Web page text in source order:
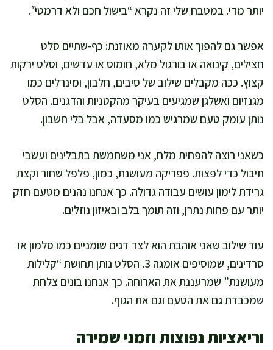
יותר מדי. במטבח שלי זה נקרא “בישול חכם ולא דרמטי”.
אפשר גם להפוך אותו לקערה מאוזנת: כף-שתיים סלט
חצילים, קינואה או בורגול מלא, חומוס או עדשים, וסלט ירקות
קצוץ. ככה מקבלים שילוב של סיבים, חלבון, ומינרלים כמו
מגנזיום ואשלגן שמגיעים בעיקר מהקטניות והדגנים. הסלט
נותן עומק טעם שמרגיש כמו מסעדה, אבל בלי חשבון.
כשאני רוצה להפחית מלח, אני משתמשת בתבלינים ועשבי
תיבול כדי לפצות. פפריקה מעושנת, כמון, פלפל שחור וקצת
גרידת לימון עושים עבודה גדולה. כך אנחנו נהנים מטעם חזק
יותר עם פחות נתרן, וזה תומך בלב ובאיזון נוזלים.
עוד שילוב שאני אוהבת הוא לצד דגים שומניים כמו סלמון או
סרדינים, שמוסיפים אומגה 3. הסלט נותן תחושת “קלילות
מעושנת” שמרעננת את הארוחה. כך אנחנו בונים צלחת
שמכבדת גם את הטעם וגם את הגוף.
וריאציות נפוצות וזמני שמירה